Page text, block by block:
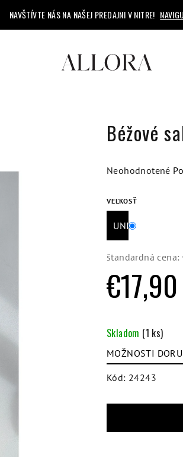
NAVŠTÍVTE NÁS NA NAŠEJ PREDAJNI V NITRE!
Béžové
Priemerné
produktu
je
0,0
z
5
Neohodnotené
VEĽKOSŤ
UNI
štandardná cena:
€17,90
cena:
Skladom (1 ks)
MOŽNOSTI
Kód: 24243